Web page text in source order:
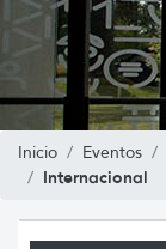
Inicio Eventos
Internacional